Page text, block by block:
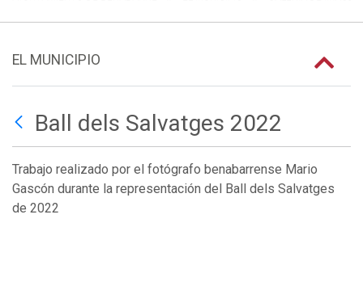
EL MUNICIPIO
Ball dels Salvatges 2022
Trabajo realizado por el fotógrafo benabarrense Mario
Gascón durante la representación del Ball dels Salvatges
de 2022